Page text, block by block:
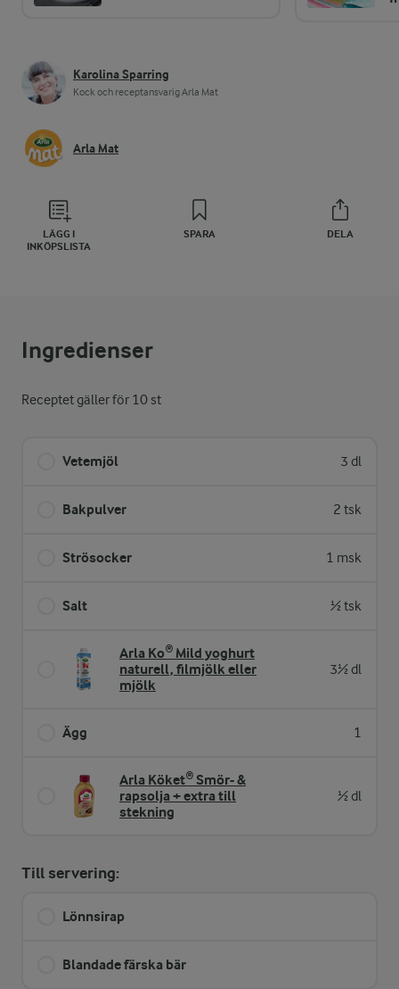
Karolina Sparring
Kock och receptansvarig Arla Mat
Arla Mat
LÄGG I
INKÖPSLISTA
SPARA DELA
Ingredienser
Receptet gäller för 10 st
Vetemjöl 3 dl
Bakpulver 2 tsk
Strösocker 1 msk
Salt ½ tsk
Arla Ko® Mild yoghurt
naturell, filmjölk eller
mjölk
3½ dl
Ägg 1
Arla Köket® Smör- &
rapsolja + extra till
stekning
½ dl
Till servering:
Lönnsirap
Blandade färska bär